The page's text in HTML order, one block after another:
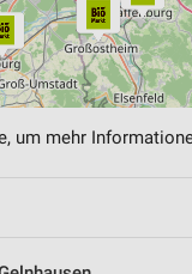
um mehr